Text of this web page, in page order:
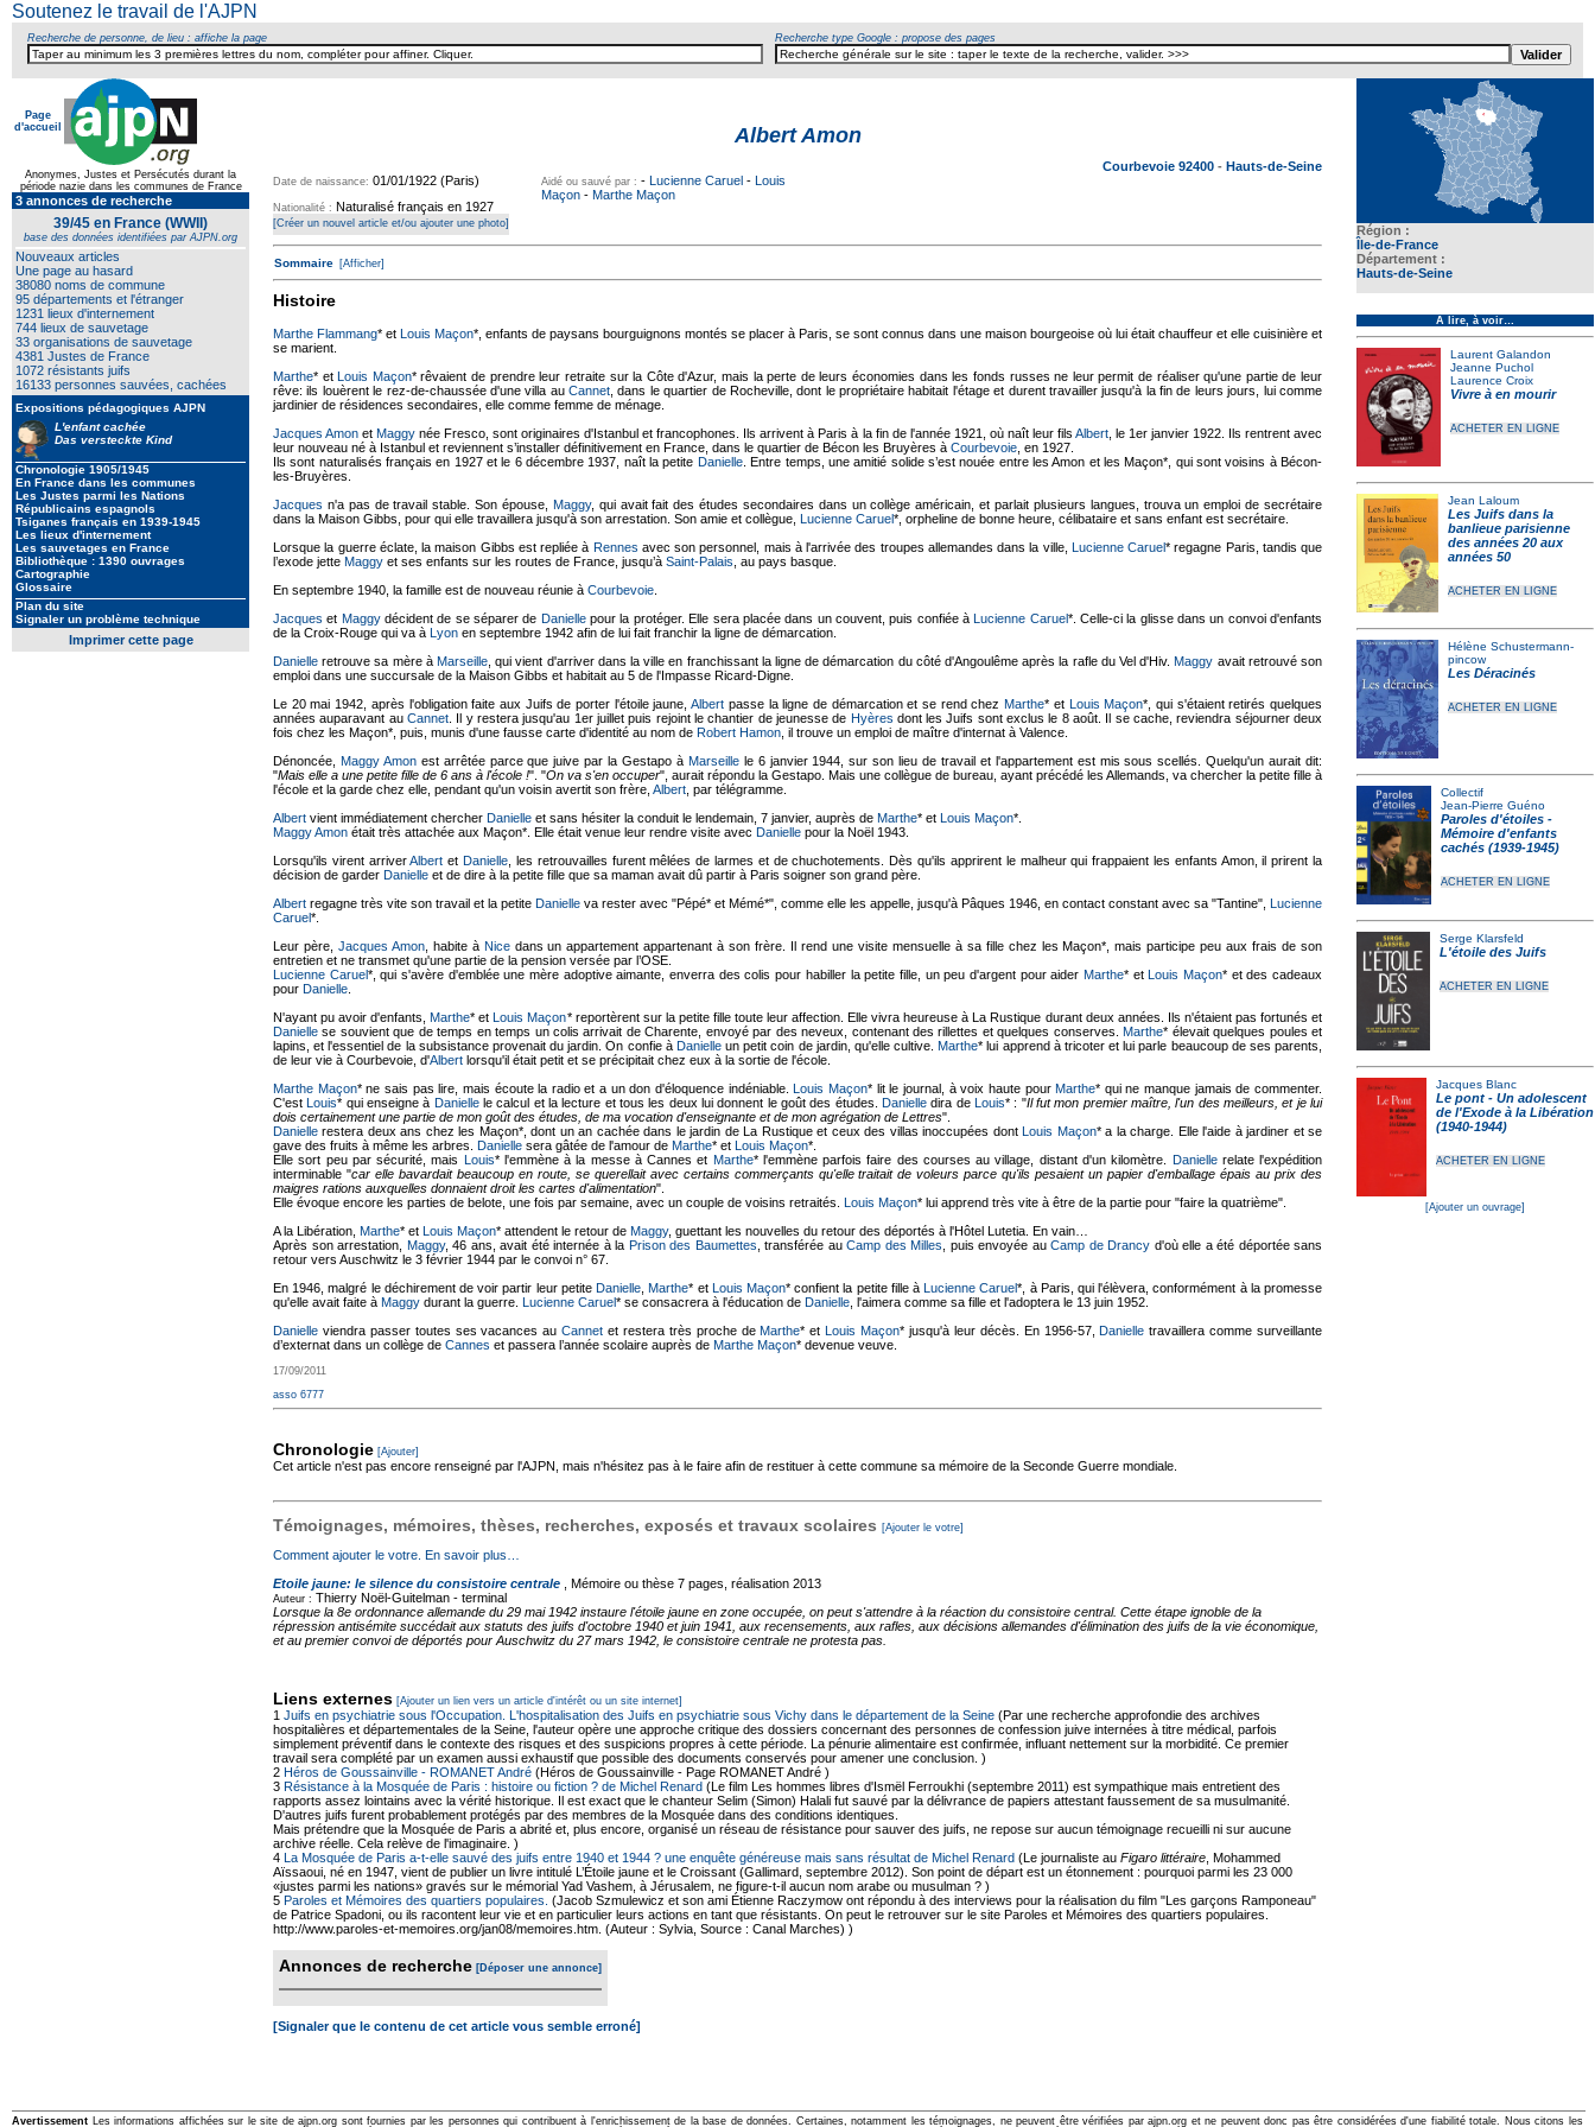
Soutenez le travail de l'AJPN
Recherche de personne, de lieu : affiche la page Recherche type Google : propose des pages
Page
d'accueil
Anonymes, Justes et Persécutés durant la
période nazie dans les communes de France
3 annonces de recherche
39/45 en France (WWII)
base des données identifiées par AJPN.org
Nouveaux articles
Une page au hasard
38080 noms de commune
95 départements et l'étranger
1231 lieux d'internement
744 lieux de sauvetage
33 organisations de sauvetage
4381 Justes de France
1072 résistants juifs
16133 personnes sauvées, cachées
Expositions pédagogiques AJPN
L'enfant cachée
Das versteckte Kind
Chronologie 1905/1945
En France dans les communes
Les Justes parmi les Nations
Républicains espagnols
Tsiganes français en 1939-1945
Les lieux d'internement
Les sauvetages en France
Bibliothèque : 1390 ouvrages
Cartographie
Glossaire
Plan du site
Signaler un problème technique
Imprimer cette page
Région :
Île-de-France
Département :
Hauts-de-Seine
À lire, à voir…
Laurent Galandon
Jeanne Puchol
Laurence Croix
Vivre à en mourir
ACHETER EN LIGNE
Jean Laloum
Les Juifs dans la
banlieue parisienne
des années 20 aux
années 50
ACHETER EN LIGNE
Hélène Schustermann-
pincow
Les Déracinés
ACHETER EN LIGNE
Collectif
Jean-Pierre Guéno
Paroles d'étoiles -
Mémoire d'enfants
cachés (1939-1945)
ACHETER EN LIGNE
Serge Klarsfeld
L'étoile des Juifs
ACHETER EN LIGNE
Jacques Blanc
Le pont - Un adolescent
de l'Exode à la Libération
(1940-1944)
ACHETER EN LIGNE
[Ajouter un ouvrage]
Albert Amon
Courbevoie 92400 - Hauts-de-Seine
Date de naissance: 01/01/1922 (Paris)
Nationalité : Naturalisé français en 1927
Aidé ou sauvé par : - Lucienne Caruel - Louis
Maçon - Marthe Maçon
[Créer un nouvel article et/ou ajouter une photo]
Sommaire [Afficher]
Histoire
Marthe Flammang* et Louis Maçon*, enfants de paysans bourguignons montés se placer à Paris, se sont connus dans une maison bourgeoise où lui était chauffeur et elle cuisinière et
se marient.
Marthe* etLouis Maçon* rêvaient de prendre leur retraite sur la Côte d'Azur, mais la perte de leurs économies dans les fonds russes ne leur permit de réaliser qu'une partie de leur
rêve: ils louèrent le rez-de-chaussée d'une villa auCannet , dans le quartier de Rocheville, dont le propriétaire habitait l'étage et durent travailler jusqu'à la fin de leurs jours, lui comme
jardinier de résidences secondaires, elle comme femme de ménage.
Jacques Amon etMaggy née Fresco, sont originaires d'Istanbul et francophones. Ils arrivent à Paris à la fin de l'année 1921, où naît leur fils Albert, le 1er janvier 1922. Ils rentrent avec
leur nouveau né à Istanbul et reviennent s’installer définitivement en France, dans le quartier de Bécon les Bruyères à Courbevoie , en 1927.
Ils sont naturalisés français en 1927 et le 6 décembre 1937, naît la petite Danielle. Entre temps, une amitié solide s’est nouée entre les Amon et les Maçon*, qui sont voisins à Bécon-
les-Bruyères.
Jacques n'a pas de travail stable. Son épouse, Maggy, qui avait fait des études secondaires dans un collège américain, et parlait plusieurs langues, trouva un emploi de secrétaire
dans la Maison Gibbs, pour qui elle travaillera jusqu'à son arrestation. Son amie et collègue, Lucienne Caruel*, orpheline de bonne heure, célibataire et sans enfant est secrétaire.
Lorsque la guerre éclate, la maison Gibbs est repliée à Rennes avec son personnel, mais à l'arrivée des troupes allemandes dans la ville, Lucienne Caruel* regagne Paris, tandis que
l’exode jette Maggy et ses enfants sur les routes de France, jusqu’à Saint-Palais , au pays basque.
En septembre 1940, la famille est de nouveau réunie à Courbevoie
Jacques et Maggydécident de se séparer de Daniellepour la protéger. Elle sera placée dans un couvent, puis confiée àLucienne Caruel*. Celle-ci la glisse dans un convoi d'enfants
de la Croix-Rouge qui va à Lyon en septembre 1942 afin de lui fait franchir la ligne de démarcation.
Danielle retrouve sa mère à Marseille , qui vient d'arriver dans la ville en franchissant la ligne de démarcation du côté d'Angoulême après la rafle du Vel d'Hiv.Maggy avait retrouvé son
emploi dans une succursale de la Maison Gibbs et habitait au 5 de l'Impasse Ricard-Digne.
Le 20 mai 1942, après l'obligation faite aux Juifs de porter l'étoile jaune,Albert passe la ligne de démarcation et se rend chezMarthe* et Louis Maçon*, qui s'étaient retirés quelques
années auparavant au Cannet. Il y restera jusqu'au 1er juillet puis rejoint le chantier de jeunesse de Hyères dont les Juifs sont exclus le 8 août. Il se cache, reviendra séjourner deux
fois chez les Maçon*, puis, munis d'une fausse carte d'identité au nom de Robert Hamon , il trouve un emploi de maître d'internat à Valence.
Dénoncée, Maggy Amonest arrêtée parce que juive par la Gestapo à Marseillele 6 janvier 1944, sur son lieu de travail et l'appartement est mis sous scellés. Quelqu'un aurait dit:
"Mais elle a une petite fille de 6 ans à l'école !". "On va s'en occuper", aurait répondu la Gestapo. Mais une collègue de bureau, ayant précédé les Allemands, va chercher la petite fille à
l'école et la garde chez elle, pendant qu'un voisin avertit son frère, Albert , par télégramme.
Albert vient immédiatement chercher Danielle et sans hésiter la conduit le lendemain, 7 janvier, auprès de Marthe* et Louis Maçon*.
Maggy Amon était très attachée aux Maçon*. Elle était venue leur rendre visite avec Danielle pour la Noël 1943.
Lorsqu'ils virent arriverAlbert etDanielle , les retrouvailles furent mêlées de larmes et de chuchotements. Dès qu'ils apprirent le malheur qui frappaient les enfants Amon, il prirent la
décision de garder Danielle et de dire à la petite fille que sa maman avait dû partir à Paris soigner son grand père.
Albert regagne très vite son travail et la petite Danielle va rester avec "Pépé* et Mémé*", comme elle les appelle, jusqu'à Pâques 1946, en contact constant avec sa "Tantine", Lucienne
Caruel*.
Leur père, Jacques Amon, habite à Nicedans un appartement appartenant à son frère. Il rend une visite mensuelle à sa fille chez les Maçon*, mais participe peu aux frais de son
entretien et ne transmet qu'une partie de la pension versée par l’OSE.
Lucienne Caruel*, qui s'avère d'emblée une mère adoptive aimante, enverra des colis pour habiller la petite fille, un peu d'argent pour aider Marthe* etLouis Maçon* et des cadeaux
pour Danielle
N'ayant pu avoir d'enfants,Marthe* etLouis Maçon* reportèrent sur la petite fille toute leur affection. Elle vivra heureuse à La Rustique durant deux années. Ils n'étaient pas fortunés et
Danielle se souvient que de temps en temps un colis arrivait de Charente, envoyé par des neveux, contenant des rillettes et quelques conserves.Marthe* élevait quelques poules et
lapins, et l'essentiel de la subsistance provenait du jardin. On confie à Danielleun petit coin de jardin, qu'elle cultive.Marthe* lui apprend à tricoter et lui parle beaucoup de ses parents,
de leur vie à Courbevoie, d'Albert lorsqu'il était petit et se précipitait chez eux à la sortie de l'école.
Marthe Maçon* ne sais pas lire, mais écoute la radio et a un don d'éloquence indéniable.Louis Maçon* lit le journal, à voix haute pourMarthe* qui ne manque jamais de commenter.
C'estLouis* qui enseigne à Daniellele calcul et la lecture et tous les deux lui donnent le goût des études.Danielle dira deLouis* : "Il fut mon premier maître, l'un des meilleurs, et je lui
dois certainement une partie de mon goût des études, de ma vocation d'enseignante et de mon agrégation de Lettres".
Danielle restera deux ans chez les Maçon*, dont un an cachée dans le jardin de La Rustique et ceux des villas inoccupées dontLouis Maçon* a la charge. Elle l'aide à jardiner et se
gave des fruits à même les arbres. Danielle sera gâtée de l'amour de Marthe* et Louis Maçon*.
Elle sort peu par sécurité, mais Louis* l'emmène à la messe à Cannes et Marthe* l'emmène parfois faire des courses au village, distant d'un kilomètre. Daniellerelate l'expédition
interminable "car elle bavardait beaucoup en route, se querellait avec certains commerçants qu'elle traitait de voleurs parce qu'ils pesaient un papier d'emballage épais au prix des
maigres rations auxquelles donnaient droit les cartes d'alimentation".
Elle évoque encore les parties de belote, une fois par semaine, avec un couple de voisins retraités. Louis Maçon* lui apprend très vite à être de la partie pour "faire la quatrième".
A la Libération, Marthe* et Louis Maçon* attendent le retour de Maggy, guettant les nouvelles du retour des déportés à l'Hôtel Lutetia. En vain…
Après son arrestation, Maggy, 46 ans, avait été internée à la Prison des Baumettes , transférée au Camp des Milles , puis envoyée au Camp de Drancy d'où elle a été déportée sans
retour vers Auschwitz le 3 février 1944 par le convoi n° 67.
En 1946, malgré le déchirement de voir partir leur petiteDanielle ,Marthe* et Louis Maçon* confient la petite fille àLucienne Caruel*, à Paris, qui l'élèvera, conformément à la promesse
qu'elle avait faite à Maggy durant la guerre. Lucienne Caruel* se consacrera à l'éducation de Danielle , l'aimera comme sa fille et l'adoptera le 13 juin 1952.
Danielle viendra passer toutes ses vacances auCannet et restera très proche deMarthe* etLouis Maçon* jusqu'à leur décès. En 1956-57,Danielle travaillera comme surveillante
d’externat dans un collège de Cannes et passera l’année scolaire auprès de Marthe Maçon* devenue veuve.
17/09/2011
asso 6777
Chronologie [Ajouter]
Cet article n'est pas encore renseigné par l'AJPN, mais n'hésitez pas à le faire afin de restituer à cette commune sa mémoire de la Seconde Guerre mondiale.
Témoignages, mémoires, thèses, recherches, exposés et travaux scolaires [Ajouter le votre]
Comment ajouter le votre. En savoir plus…
Etoile jaune: le silence du consistoire centrale , Mémoire ou thèse 7 pages, réalisation 2013
Auteur : Thierry Noël-Guitelman - terminal
Lorsque la 8e ordonnance allemande du 29 mai 1942 instaure l'étoile jaune en zone occupée, on peut s'attendre à la réaction du consistoire central. Cette étape ignoble de la
répression antisémite succédait aux statuts des juifs d'octobre 1940 et juin 1941, aux recensements, aux rafles, aux décisions allemandes d'élimination des juifs de la vie économique,
et au premier convoi de déportés pour Auschwitz du 27 mars 1942, le consistoire centrale ne protesta pas.
Liens externes [Ajouter un lien vers un article d'intérêt ou un site internet]
1 Juifs en psychiatrie sous l'Occupation. L'hospitalisation des Juifs en psychiatrie sous Vichy dans le département de la Seine (Par une recherche approfondie des archives
hospitalières et départementales de la Seine, l'auteur opère une approche critique des dossiers concernant des personnes de confession juive internées à titre médical, parfois
simplement préventif dans le contexte des risques et des suspicions propres à cette période. La pénurie alimentaire est confirmée, influant nettement sur la morbidité. Ce premier
travail sera complété par un examen aussi exhaustif que possible des documents conservés pour amener une conclusion. )
2 Héros de Goussainville - ROMANET André (Héros de Goussainville - Page ROMANET André )
3 Résistance à la Mosquée de Paris : histoire ou fiction ? de Michel Renard (Le film Les hommes libres d'Ismël Ferroukhi (septembre 2011) est sympathique mais entretient des
rapports assez lointains avec la vérité historique. Il est exact que le chanteur Selim (Simon) Halali fut sauvé par la délivrance de papiers attestant faussement de sa musulmanité.
D'autres juifs furent probablement protégés par des membres de la Mosquée dans des conditions identiques.
Mais prétendre que la Mosquée de Paris a abrité et, plus encore, organisé un réseau de résistance pour sauver des juifs, ne repose sur aucun témoignage recueilli ni sur aucune
archive réelle. Cela relève de l'imaginaire. )
4 La Mosquée de Paris a-t-elle sauvé des juifs entre 1940 et 1944 ? une enquête généreuse mais sans résultat de Michel Renard (Le journaliste au Figaro littéraire , Mohammed
Aïssaoui, né en 1947, vient de publier un livre intitulé L’Étoile jaune et le Croissant (Gallimard, septembre 2012). Son point de départ est un étonnement : pourquoi parmi les 23 000
«justes parmi les nations» gravés sur le mémorial Yad Vashem, à Jérusalem, ne figure-t-il aucun nom arabe ou musulman ? )
5 Paroles et Mémoires des quartiers populaires. (Jacob Szmulewicz et son ami Étienne Raczymow ont répondu à des interviews pour la réalisation du film "Les garçons Ramponeau"
de Patrice Spadoni, ou ils racontent leur vie et en particulier leurs actions en tant que résistants. On peut le retrouver sur le site Paroles et Mémoires des quartiers populaires.
http://www.paroles-et-memoires.org/jan08/memoires.htm. (Auteur : Sylvia, Source : Canal Marches) )
Annonces de recherche [Déposer une annonce]
[Signaler que le contenu de cet article vous semble erroné]
Avertissement Les informations affichées sur le site de ajpn.org sont fournies par les personnes qui contribuent à l'enrichissement de la base de données. Certaines, notamment les témoignages, ne peuvent être vérifiées par ajpn.org et ne peuvent donc pas être considérées d'une fiabilité totale. Nous citons les